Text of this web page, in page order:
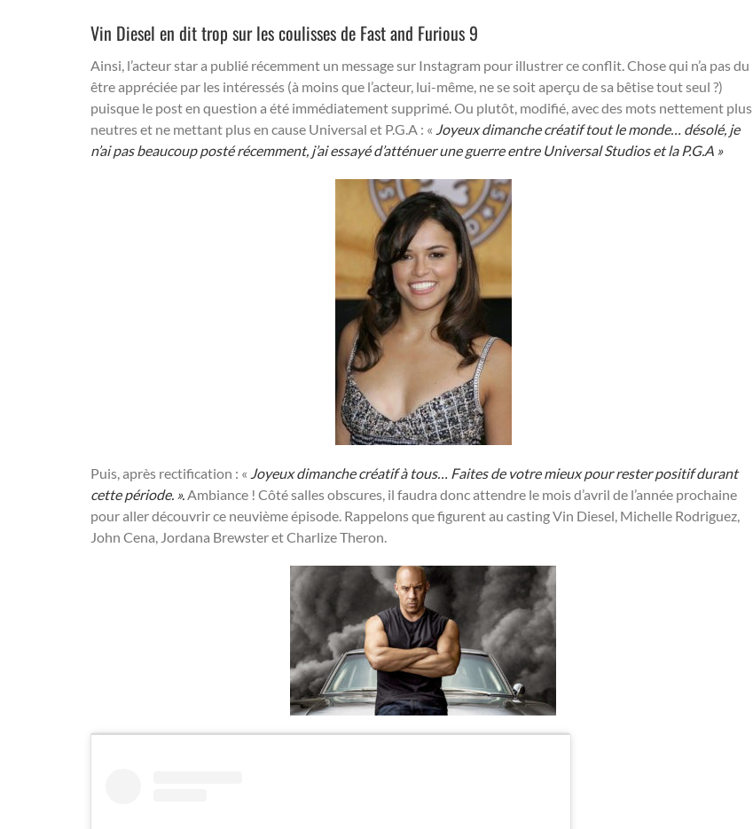
Vin Diesel en dit trop sur les coulisses de Fast and Furious 9
Ainsi, l’acteur star a publié récemment un message sur Instagram pour illustrer ce conflit. Chose qui n’a pas du
être appréciée par les intéressés (à moins que l’acteur, lui-même, ne se soit aperçu de sa bêtise tout seul ?)
puisque le post en question a été immédiatement supprimé. Ou plutôt, modifié, avec des mots nettement plus
neutres et ne mettant plus en cause Universal et P.G.A : « Joyeux dimanche créatif tout le monde… désolé, je
n’ai pas beaucoup posté récemment, j’ai essayé d’atténuer une guerre entre Universal Studios et la P.G.A »
Puis, après rectification : « Joyeux dimanche créatif à tous… Faites de votre mieux pour rester positif durant
cette période. ».Ambiance ! Côté salles obscures, il faudra donc attendre le mois d’avril de l’année prochaine
pour aller découvrir ce neuvième épisode. Rappelons que figurent au casting Vin Diesel, Michelle Rodriguez,
John Cena, Jordana Brewster et Charlize Theron.